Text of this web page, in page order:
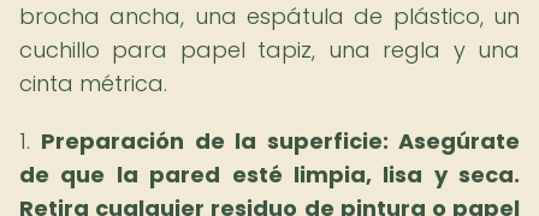
brocha ancha, una espátula de plástico, un
cuchillo para papel tapiz, una regla y una
cinta métrica.
1. Preparación de la superficie: Asegúrate
de que la pared esté limpia, lisa y seca.
Retira cualquier residuo de pintura o papel